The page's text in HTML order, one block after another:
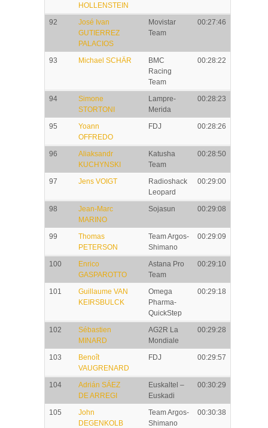
HOLLENSTEIN
92
José Ivan
GUTIERREZ
PALACIOS
Movistar
Team
00:27:46
93 Michael SCHÄR
BMC
Racing
Team
00:28:22
94
Simone
STORTONI
Lampre-
Merida
00:28:23
95
Yoann
OFFREDO
FDJ 00:28:26
96
Aliaksandr
KUCHYNSKI
Katusha
Team
00:28:50
97 Jens VOIGT
Radioshack
Leopard
00:29:00
98
Jean-Marc
MARINO
Sojasun 00:29:08
99
Thomas
PETERSON
Team Argos-
Shimano
00:29:09
100
Enrico
GASPAROTTO
Astana Pro
Team
00:29:10
101
Guillaume VAN
KEIRSBULCK
Omega
Pharma-
QuickStep
00:29:18
102
Sébastien
MINARD
AG2R La
Mondiale
00:29:28
103
Benoît
VAUGRENARD
FDJ 00:29:57
104
Adrián SÁEZ
DE ARREGI
Euskaltel –
Euskadi
00:30:29
105
John
DEGENKOLB
Team Argos-
Shimano
00:30:38